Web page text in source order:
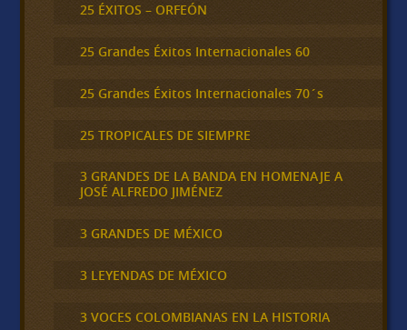
25 ÉXITOS – ORFEÓN
25 Grandes Éxitos Internacionales 60
25 Grandes Éxitos Internacionales 70´s
25 TROPICALES DE SIEMPRE
3 GRANDES DE LA BANDA EN HOMENAJE A
JOSÉ ALFREDO JIMÉNEZ
3 GRANDES DE MÉXICO
3 LEYENDAS DE MÉXICO
3 VOCES COLOMBIANAS EN LA HISTORIA